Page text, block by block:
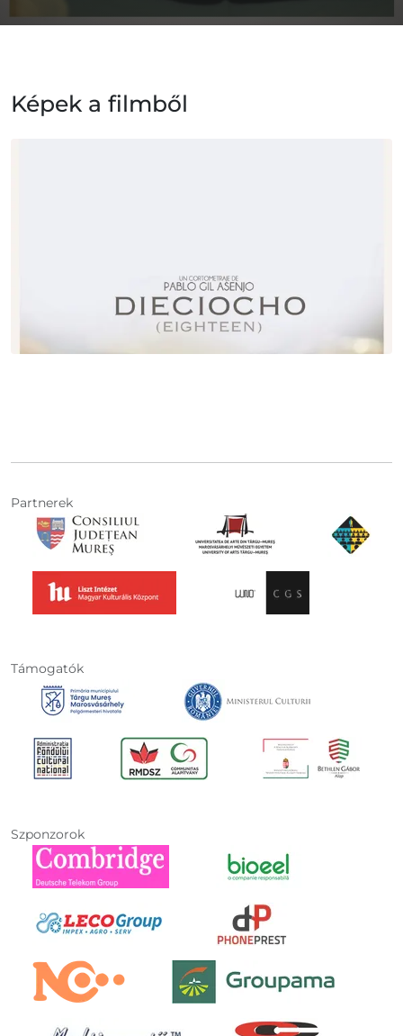
Képek a filmből
Partnerek
Támogatók
Szponzorok